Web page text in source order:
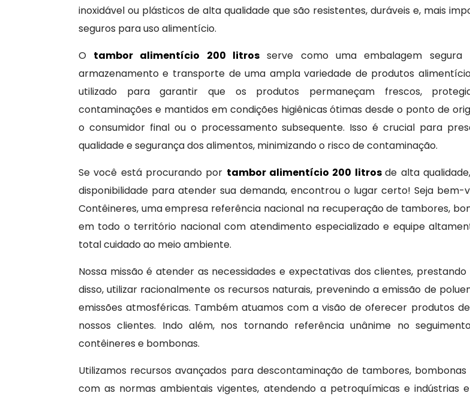
inoxidável ou plásticos de alta qualidade que são resistentes, duráveis e, mais
seguros para uso alimentício.
O tambor alimentício 200 litros serve como uma embalagem
armazenamento e transporte de uma ampla variedade de produtos
utilizado para garantir que os produtos permaneçam frescos,
contaminações e mantidos em condições higiênicas ótimas desde o ponto de
o consumidor final ou o processamento subsequente. Isso é crucial para
qualidade e segurança dos alimentos, minimizando o risco de contaminação.
Se você está procurando por tambor alimentício 200 litrosde alta
disponibilidade para atender sua demanda, encontrou o lugar certo! Seja
Contêineres, uma empresa referência nacional na recuperação de tambores,
em todo o território nacional com atendimento especializado e equipe
total cuidado ao meio ambiente.
Nossa missão é atender as necessidades e expectativas dos clientes,
disso, utilizar racionalmente os recursos naturais, prevenindo a emissão de
emissões atmosféricas. Também atuamos com a visão de oferecer produtos
nossos clientes. Indo além, nos tornando referência unânime no
contêineres e bombonas.
Utilizamos recursos avançados para descontaminação de tambores,
com as normas ambientais vigentes, atendendo a petroquímicas e indústrias